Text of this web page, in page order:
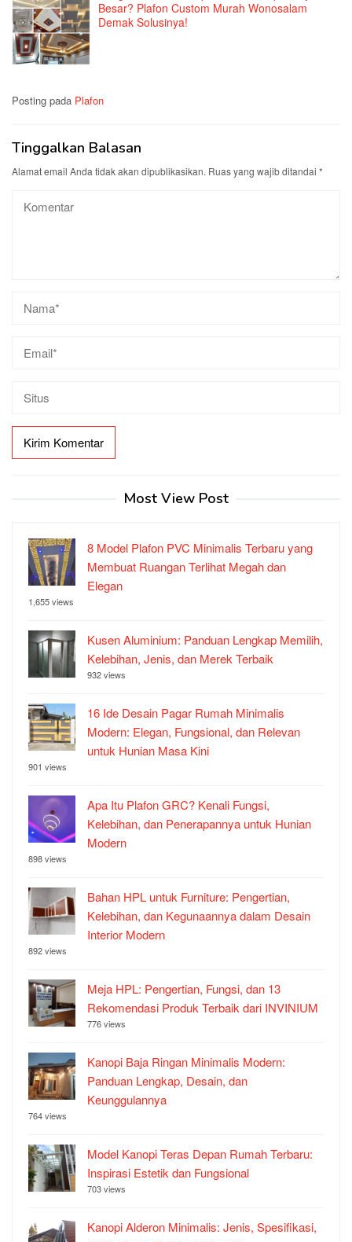
Besar? Plafon Custom Murah Wonosalam
Demak Solusinya!
Posting pada Plafon
Tinggalkan Balasan
Alamat email Anda tidak akan dipublikasikan. Ruas yang wajib ditandai *
Most View Post
8 Model Plafon PVC Minimalis Terbaru yang
Membuat Ruangan Terlihat Megah dan
Elegan
1,655 views
Kusen Aluminium: Panduan Lengkap Memilih,
Kelebihan, Jenis, dan Merek Terbaik
932 views
16 Ide Desain Pagar Rumah Minimalis
Modern: Elegan, Fungsional, dan Relevan
untuk Hunian Masa Kini
901 views
Apa Itu Plafon GRC? Kenali Fungsi,
Kelebihan, dan Penerapannya untuk Hunian
Modern
898 views
Bahan HPL untuk Furniture: Pengertian,
Kelebihan, dan Kegunaannya dalam Desain
Interior Modern
892 views
Meja HPL: Pengertian, Fungsi, dan 13
Rekomendasi Produk Terbaik dari INVINIUM
776 views
Kanopi Baja Ringan Minimalis Modern:
Panduan Lengkap, Desain, dan
Keunggulannya
764 views
Model Kanopi Teras Depan Rumah Terbaru:
Inspirasi Estetik dan Fungsional
703 views
Kanopi Alderon Minimalis: Jenis, Spesifikasi,